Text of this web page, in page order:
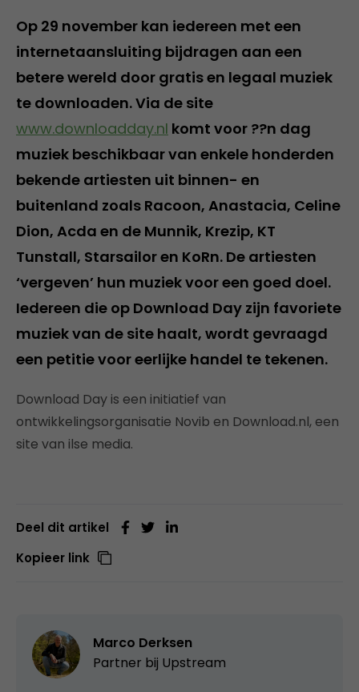
Op 29 november kan iedereen met een
internetaansluiting bijdragen aan een
betere wereld door gratis en legaal muziek
te downloaden. Via de site
www.downloadday.nl komt voor ??n dag
muziek beschikbaar van enkele honderden
bekende artiesten uit binnen- en
buitenland zoals Racoon, Anastacia, Celine
Dion, Acda en de Munnik, Krezip, KT
Tunstall, Starsailor en KoRn. De artiesten
‘vergeven’ hun muziek voor een goed doel.
Iedereen die op Download Day zijn favoriete
muziek van de site haalt, wordt gevraagd
een petitie voor eerlijke handel te tekenen.
Download Day is een initiatief van
ontwikkelingsorganisatie Novib en Download.nl, een
site van ilse media.
Deel dit artikel
Kopieer link
Marco Derksen
Partner bij Upstream